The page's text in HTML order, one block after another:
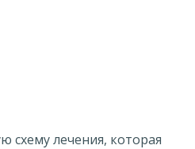
схему лечения, которая